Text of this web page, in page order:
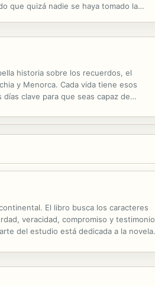
que quizá nadie se haya tomado la
historia sobre los recuerdos, el
y Menorca. Cada vida tiene esos
clave para que seas capaz de
El libro busca los caracteres
veracidad, compromiso y testimonio
del estudio está dedicada a la novela